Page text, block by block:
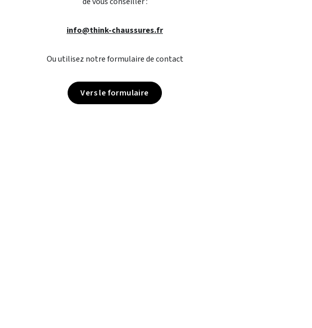
info@think-chaussures.fr
Ou utilisez notre formulaire de contact
Vers le formulaire